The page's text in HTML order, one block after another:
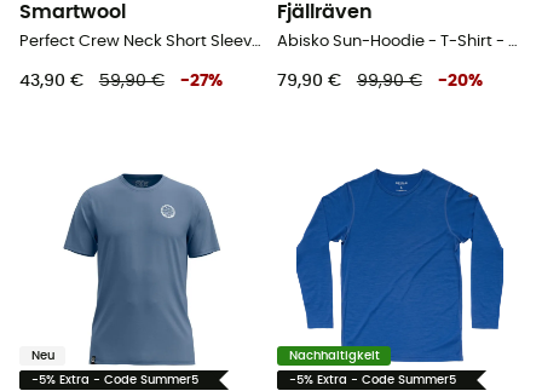
Smartwool
Perfect Crew Neck Short Sleeve - Merinoshirt - Herren
43,90 € 59,90 € -27%
Fjällräven
Abisko Sun-Hoodie - T-Shirt - Herren
79,90 € 99,90 € -20%
Neu
-5% Extra - Code Summer5
Nachhaltigkeit
-5% Extra - Code Summer5